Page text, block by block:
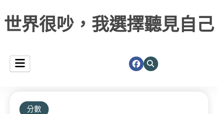
世界很吵，我選擇聽見自己
分數